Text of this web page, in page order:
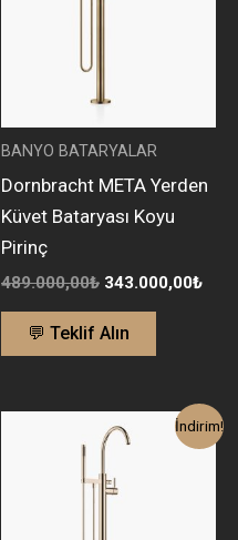
BANYO BATARYALAR
Dornbracht META Yerden
Küvet Bataryası Koyu
Pirinç
489.000,00₺ 343.000,00₺
💬 Teklif Alın
İndirim!
fiyat:
Şu